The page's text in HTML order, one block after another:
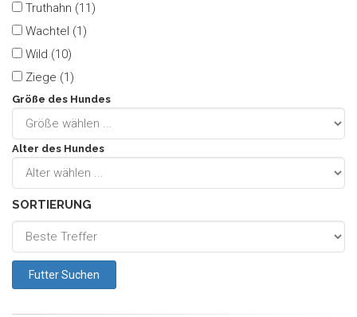
Truthahn (11)
Wachtel (1)
Wild (10)
Ziege (1)
Größe des Hundes
Alter des Hundes
SORTIERUNG